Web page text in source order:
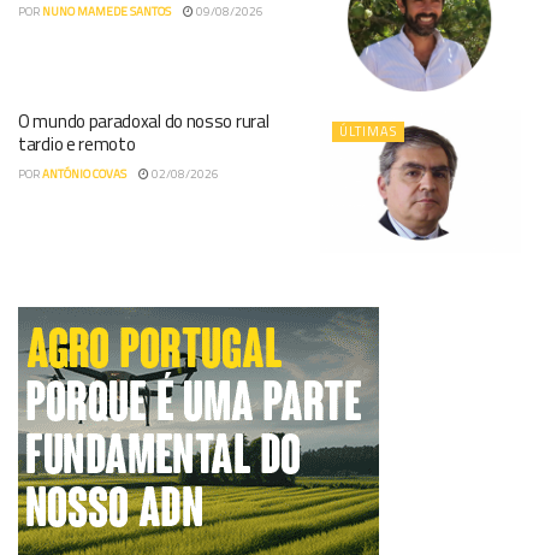
POR NUNO MAMEDE SANTOS 09/08/2026
ÚLTIMAS
O mundo paradoxal do nosso rural
tardio e remoto
PORANTÓNIO COVAS 02/08/2026